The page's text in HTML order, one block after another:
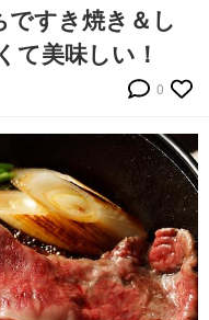
ですき焼き＆し
て美味しい！
0